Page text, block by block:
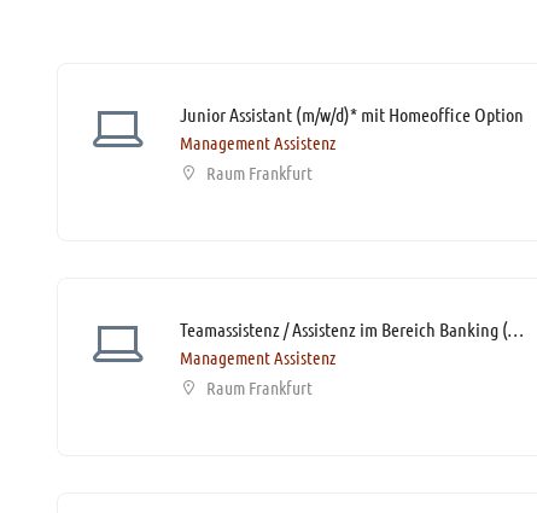
Junior Assistant (m/w/d)* mit Homeoffice Option
Management Assistenz
Raum Frankfurt
Teamassistenz / Assistenz im Bereich Banking (m/w/d)* mit Homeoffice-Option
Management Assistenz
Raum Frankfurt